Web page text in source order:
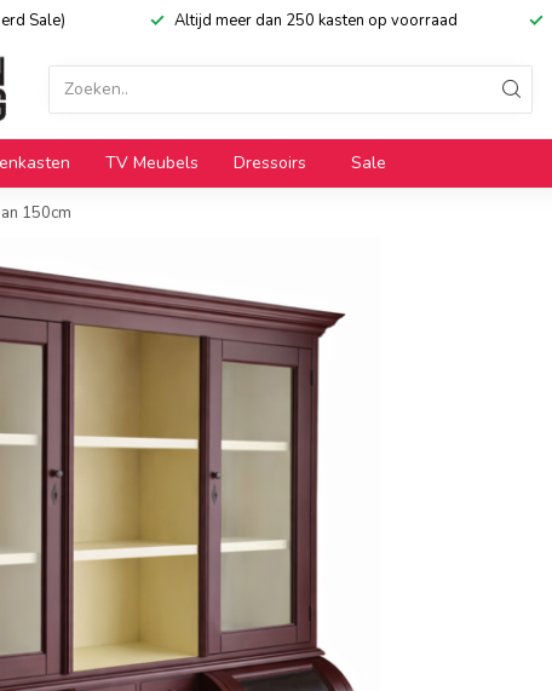
Sale) Altijd meer dan 250 kasten op voorraad
TV Meubels Dressoirs Sale
150cm